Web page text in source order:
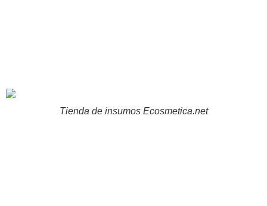
Tienda de insumos Ecosmetica.net